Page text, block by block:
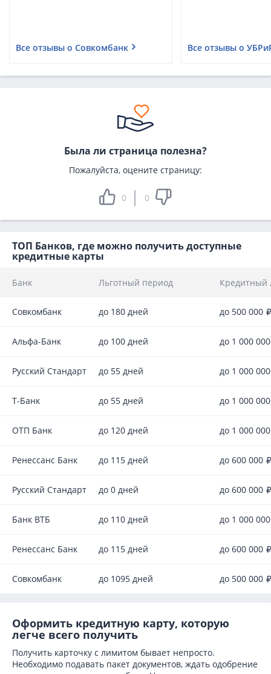
Все отзывы о Совкомбанк Все отзывы о
Была ли страница полезна?
Пожалуйста, оцените страницу:
0 0
ТОП Банков, где можно получить доступные
кредитные карты
Банк Льготный период Кредитный
Совкомбанк до 180 дней до 500 000
Альфа-Банк до 100 дней до 1 000
Русский Стандарт до 55 дней до 1 000
Т-Банк до 55 дней до 1 000
ОТП Банк до 120 дней до 1 000
Ренессанс Банк до 115 дней до 600 000
Русский Стандарт до 0 дней до 600 000
Банк ВТБ до 110 дней до 1 000
Ренессанс Банк до 115 дней до 600 000
Совкомбанк до 1095 дней до 500 000
Оформить кредитную карту, которую
легче всего получить
Получить карточку с лимитом бывает непросто.
Необходимо подавать пакет документов, ждать одобрение